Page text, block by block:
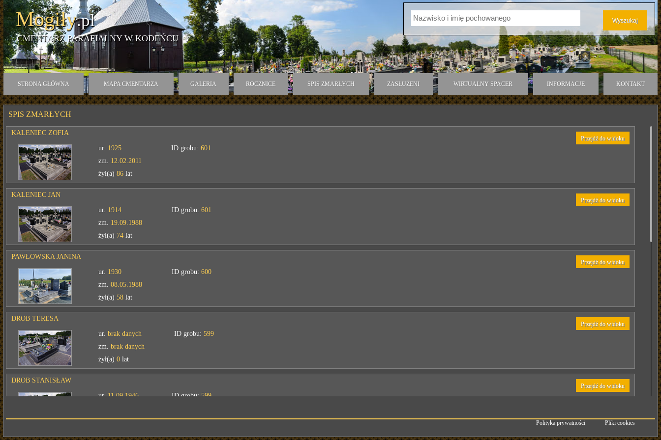
Mogiły.pl
CMENTARZ PARAFIALNY W KODEŃCU
STRONA GŁÓWNA MAPA CMENTARZA GALERIA ROCZNICE SPIS ZMARŁYCH ZASŁUŻENI WIRTUALNY SPACER INFORMACJE KONTAKT
SPIS ZMARŁYCH
KALENIEC ZOFIA
Przejdź do widoku
ur. 1925
zm. 12.02.2011
żył(a) 86lat
ID grobu: 601
KALENIEC JAN
Przejdź do widoku
ur. 1914
zm. 19.09.1988
żył(a) 74lat
ID grobu: 601
PAWŁOWSKA JANINA
Przejdź do widoku
ur. 1930
zm. 08.05.1988
żył(a) 58lat
ID grobu: 600
DROB TERESA
Przejdź do widoku
ur. brak danych
zm. brak danych
żył(a) 0lat
ID grobu: 599
DROB STANISŁAW
Przejdź do widoku
ur. 11.09.1946
żył(a)0lat
ID grobu: 599
Polityka prywatności Pliki cookies